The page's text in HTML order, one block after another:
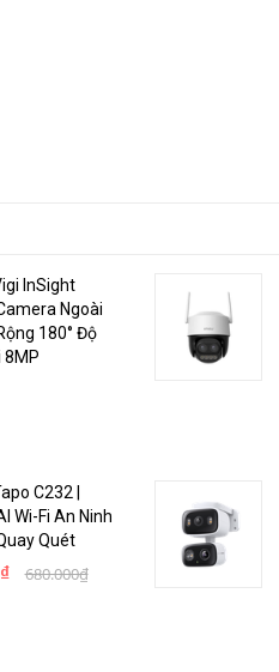
InSight
Ngoài
180° Độ
8MP
C232 |
Wi-Fi An Ninh
Quét
680.000₫